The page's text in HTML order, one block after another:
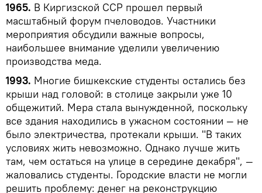
1965. В Киргизской ССР прошел первый
масштабный форум пчеловодов. Участники
мероприятия обсудили важные вопросы,
наибольшее внимание уделили увеличению
производства меда.
1993. Многие бишкекские студенты остались без
крыши над головой: в столице закрыли уже 10
общежитий. Мера стала вынужденной, поскольку
все здания находились в ужасном состоянии — не
было электричества, протекали крыши. "В таких
условиях жить невозможно. Однако лучше жить
там, чем остаться на улице в середине декабря", —
жаловались студенты. Городские власти не могли
решить проблему: денег на реконструкцию